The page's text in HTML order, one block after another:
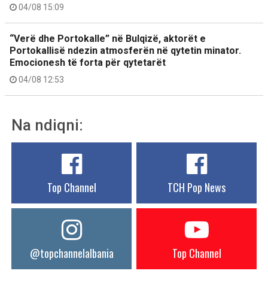
04/08 15:09
“Verë dhe Portokalle” në Bulqizë, aktorët e
Portokallisë ndezin atmosferën në qytetin minator.
Emocionesh të forta për qytetarët
04/08 12:53
Na ndiqni:
Top Channel TCH Pop News
@topchannelalbania Top Channel